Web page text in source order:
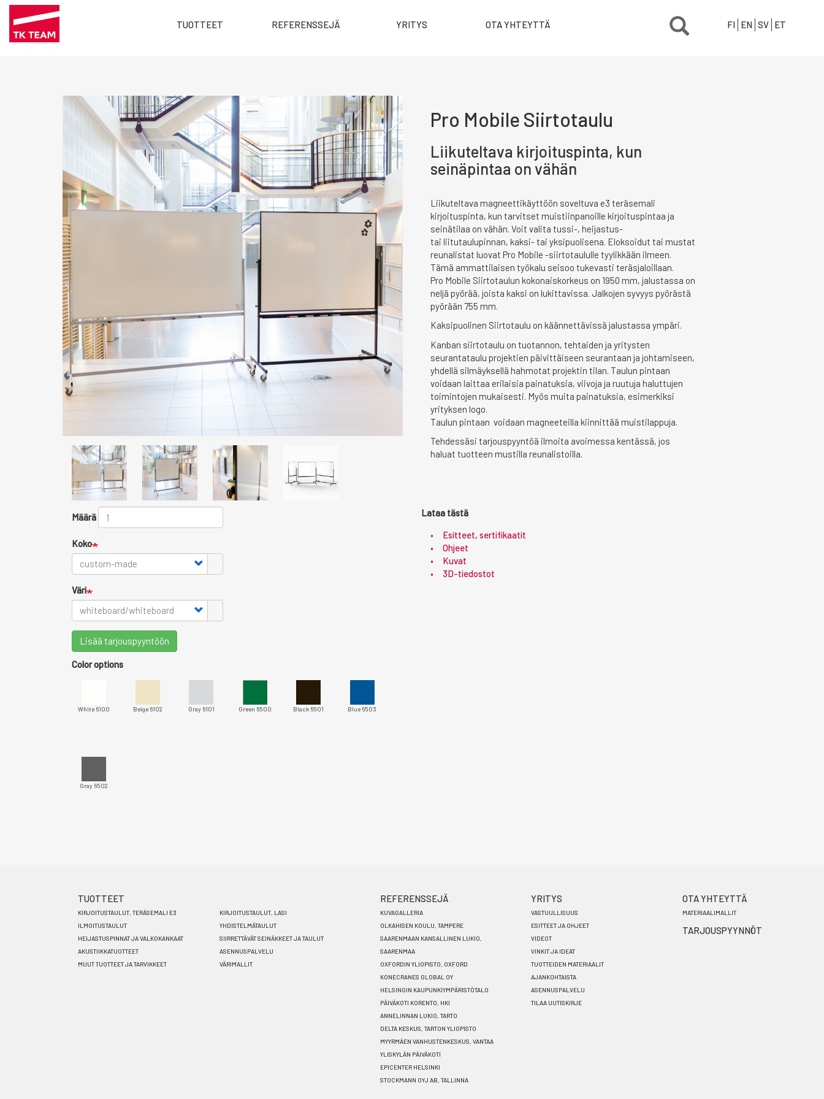
Hyppää
MainTUOTTEET REFERENSSEJÄ YRITYS OTA YHTEYTTÄ FI EN SV ET
Pro Mobile Siirtotaulu
Liikuteltava kirjoituspinta, kun
seinäpintaa on vähän
Liikuteltava magneettikäyttöön soveltuva e3 teräsemali
kirjoituspinta, kun tarvitset muistiinpanoille kirjoituspintaa ja
seinätilaa on vähän. Voit valita tussi-, heijastus-
tai liitutaulupinnan, kaksi- tai yksipuolisena. Eloksoidut tai mustat
reunalistat luovat Pro Mobile -siirtotaululle tyylikkään ilmeen.
Tämä ammattilaisen työkalu seisoo tukevasti teräsjaloillaan.
Pro Mobile Siirtotaulun kokonaiskorkeus on 1950 mm, jalustassa on
neljä pyörää, joista kaksi on lukittavissa. Jalkojen syvyys pyörästä
pyörään 755 mm.
Kaksipuolinen Siirtotaulu on käännettävissä jalustassa ympäri.
Kanban siirtotaulu on tuotannon, tehtaiden ja yritysten
seurantataulu projektien päivittäiseen seurantaan ja johtamiseen,
yhdellä silmäyksellä hahmotat projektin tilan. Taulun pintaan
voidaan laittaa erilaisia painatuksia, viivoja ja ruutuja haluttujen
toimintojen mukaisesti. Myös muita painatuksia, esimerkiksi
yrityksen logo.
Taulun pintaan voidaan magneeteilla kiinnittää muistilappuja.
Tehdessäsi tarjouspyyntöä ilmoita avoimessa kentässä, jos
haluat tuotteen mustilla reunalistoilla.
Määrä
Koko
Väri
Lisää tarjouspyyntöön
Color options
White 6100 Beige 6102 Gray 6101 Green 6500 Black 6501 Blue 6503
Gray 6502
Lataa tästä
Esitteet, sertifikaatit
Ohjeet
Kuvat
3D-tiedostot
Footer
menu
FI
TUOTTEET
KIRJOITUSTAULUT, TERÄSEMALI E3
KIRJOITUSTAULUT, LASI
ILMOITUSTAULUT
YHDISTELMÄTAULUT
HEIJASTUSPINNAT JA VALKOKANKAAT
SIIRRETTÄVÄT SEINÄKKEET JA TAULUT
AKUSTIIKKATUOTTEET
ASENNUSPALVELU
MUUT TUOTTEET JA TARVIKKEET
VÄRIMALLIT
REFERENSSEJÄ
KUVAGALLERIA
OLKAHISEN KOULU, TAMPERE
SAARENMAAN KANSALLINEN LUKIO,
SAARENMAA
OXFORDIN YLIOPISTO, OXFORD
KONECRANES GLOBAL OY
HELSINGIN KAUPUNKIYMPÄRISTÖTALO
PÄIVÄKOTI KORENTO, HKI
ANNELINNAN LUKIO, TARTO
DELTA KESKUS, TARTON YLIOPISTO
MYYRMÄEN VANHUSTENKESKUS, VANTAA
YLISKYLÄN PÄIVÄKOTI
EPICENTER HELSINKI
STOCKMANN OYJ AB, TALLINNA
YRITYS
VASTUULLISUUS
ESITTEET JA OHJEET
VIDEOT
VINKIT JA IDEAT
TUOTTEIDEN MATERIAALIT
AJANKOHTAISTA
ASENNUSPALVELU
TILAA UUTISKIRJE
OTA YHTEYTTÄ
MATERIAALIMALLIT
TARJOUSPYYNNÖT